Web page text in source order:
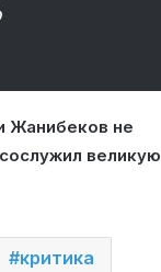
Жанибеков не
великую
критика